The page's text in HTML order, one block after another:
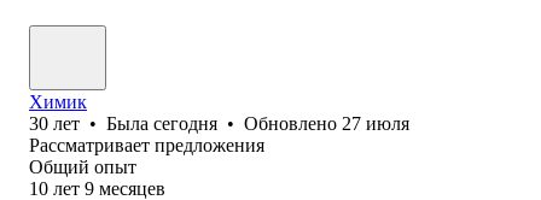
Химик
30 лет • Была сегодня • Обновлено 27 июля
Рассматривает предложения
Общий опыт
10 лет 9 месяцев